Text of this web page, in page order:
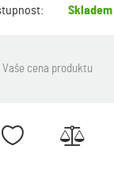
Skladem
Vaše cena produktu